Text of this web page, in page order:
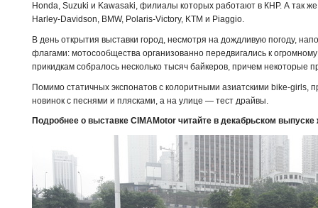
Honda, Suzuki и Kawasaki, филиалы которых работают в КНР. А так
Harley-Davidson, BMW, Polaris-Victory, KTM и Piaggio.
В день открытия выставки город, несмотря на дождливую погоду,
флагами: мотосообщества организованно передвигались к
прикидкам собралось несколько тысяч байкеров, причем некоторые
Помимо статичных экспонатов с колоритными азиатскими bike-girls,
новинок с песнями и плясками, а на улице — тест драйвы.
Подробнее о выставке CIMAMotor читайте в декабрьском